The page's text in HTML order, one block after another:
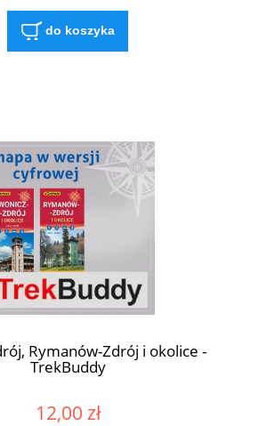
do koszyka
Rymanów-Zdrój i okolice -
TrekBuddy
12,00 zł